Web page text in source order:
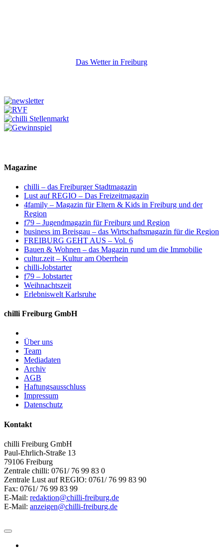
Das Wetter in Freiburg
Magazine
chilli – das Freiburger Stadtmagazin
Lust auf REGIO – Das Freizeitmagazin
4family – Magazin für Eltern & Kids in Freiburg und der
Region
f79 – Jugendmagazin für Freiburg und Region
business im Breisgau – das Wirtschaftsmagazin für die Region
FREIBURG GEHT AUS – Vol. 6
Bauen & Wohnen – das Magazin rund um die Immobilie
cultur.zeit – Kultur am Oberrhein
chilli-Jobstarter
f79 – Jobstarter
Weihnachtszeit
Erlebniswelt Karlsruhe
chilli Freiburg GmbH
Über uns
Team
Mediadaten
Archiv
AGB
Haftungsausschluss
Impressum
Datenschutz
Kontakt
chilli Freiburg GmbH
Paul-Ehrlich-Straße 13
79106 Freiburg
Zentrale chilli: 0761/ 76 99 83 0
Zentrale Lust auf REGIO: 0761/ 76 99 83 90
Fax: 0761/ 76 99 83 99
E-Mail: redaktion@chilli-freiburg.de
E-Mail: anzeigen@chilli-freiburg.de